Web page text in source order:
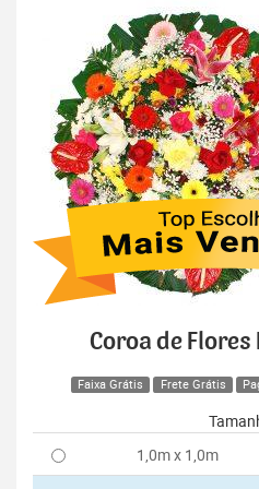
Coroa de
Faixa Grátis Frete Grátis
1,0m x 1,0m